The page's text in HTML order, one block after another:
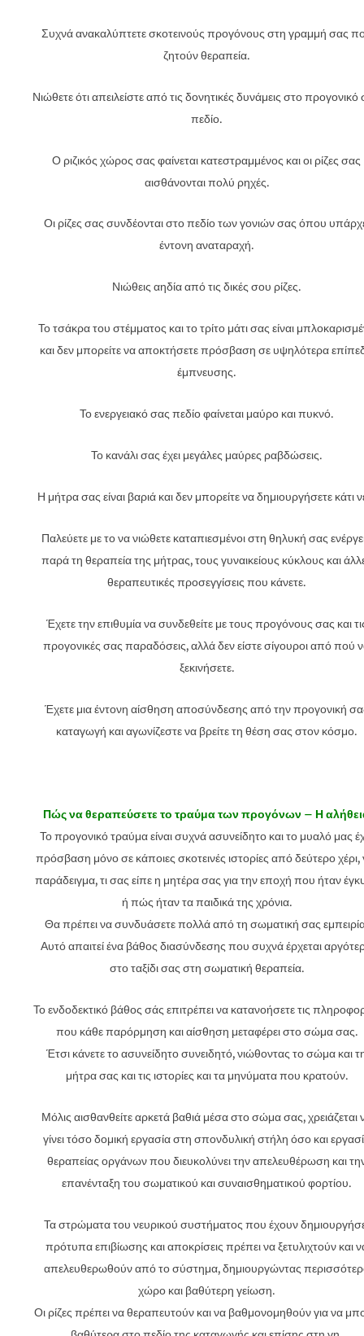
Συχνά ανακαλύπτετε σκοτεινούς προγόνους στη γραμμή σας
ζητούν θεραπεία.
Νιώθετε ότι απειλείστε από τις δονητικές δυνάμεις στο προγονικό
πεδίο.
Ο ριζικός χώρος σας φαίνεται κατεστραμμένος και οι ρίζες σας
αισθάνονται πολύ ρηχές.
Οι ρίζες σας συνδέονται στο πεδίο των γονιών σας όπου
έντονη αναταραχή.
Νιώθεις αηδία από τις δικές σου ρίζες.
Το τσάκρα του στέμματος και το τρίτο μάτι σας είναι
και δεν μπορείτε να αποκτήσετε πρόσβαση σε υψηλότερα
έμπνευσης.
Το ενεργειακό σας πεδίο φαίνεται μαύρο και πυκνό.
Το κανάλι σας έχει μεγάλες μαύρες ραβδώσεις.
Η μήτρα σας είναι βαριά και δεν μπορείτε να δημιουργήσετε κάτι
Παλεύετε με το να νιώθετε καταπιεσμένοι στη θηλυκή σας
παρά τη θεραπεία της μήτρας, τους γυναικείους κύκλους και
θεραπευτικές προσεγγίσεις που κάνετε.
Έχετε την επιθυμία να συνδεθείτε με τους προγόνους σας και
προγονικές σας παραδόσεις, αλλά δεν είστε σίγουροι από πού
ξεκινήσετε.
Έχετε μια έντονη αίσθηση αποσύνδεσης από την προγονική
καταγωγή και αγωνίζεστε να βρείτε τη θέση σας στον κόσμο.
Πώς να θεραπεύσετε το τραύμα των προγόνων – Η
Το προγονικό τραύμα είναι συχνά ασυνείδητο και το μυαλό μας
πρόσβαση μόνο σε κάποιες σκοτεινές ιστορίες από δεύτερο χέρι,
παράδειγμα, τι σας είπε η μητέρα σας για την εποχή που ήταν
ή πώς ήταν τα παιδικά της χρόνια.
Θα πρέπει να συνδυάσετε πολλά από τη σωματική σας
Αυτό απαιτεί ένα βάθος διασύνδεσης που συχνά έρχεται
στο ταξίδι σας στη σωματική θεραπεία.
Το ενδοδεκτικό βάθος σάς επιτρέπει να κατανοήσετε τις
που κάθε παρόρμηση και αίσθηση μεταφέρει στο σώμα σας.
Έτσι κάνετε το ασυνείδητο συνειδητό, νιώθοντας το σώμα και
μήτρα σας και τις ιστορίες και τα μηνύματα που κρατούν.
Μόλις αισθανθείτε αρκετά βαθιά μέσα στο σώμα σας, χρειάζεται
γίνει τόσο δομική εργασία στη σπονδυλική στήλη όσο και
θεραπείας οργάνων που διευκολύνει την απελευθέρωση και
επανένταξη του σωματικού και συναισθηματικού φορτίου.
Τα στρώματα του νευρικού συστήματος που έχουν
πρότυπα επιβίωσης και αποκρίσεις πρέπει να ξετυλιχτούν και
απελευθερωθούν από το σύστημα, δημιουργώντας
χώρο και βαθύτερη γείωση.
Οι ρίζες πρέπει να θεραπευτούν και να βαθμονομηθούν για να